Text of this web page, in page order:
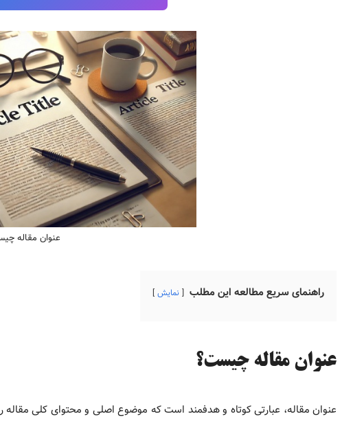
عنوان مقاله
راهنمای سریع مطالعه این مطلب نمایش
عنوان مقاله چیست؟
عنوان مقاله، عبارتی کوتاه و هدفمند است که موضوع اصلی و محتوای کلی مقاله